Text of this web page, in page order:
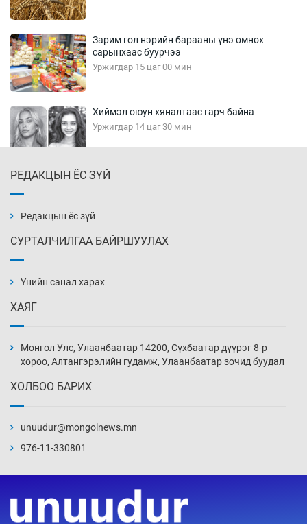
Зарим гол нэрийн барааны үнэ өмнөх
сарынхаас буурчээ
Уржигдар 15 цаг 00 мин
Хиймэл оюун хяналтаас гарч байна
Уржигдар 14 цаг 30 мин
Уржигдар 14 цаг 00 мин
нэмэгджээ
Уржигдар 13 цаг 30 мин
Уржигдар 13 цаг 00 мин
Уржигдар 12 цаг 30 мин
РЕДАКЦЫН ЁС ЗҮЙ
Редакцын ёс зүй
СУРТАЛЧИЛГАА БАЙРШУУЛАХ
Үнийн санал харах
ХАЯГ
Монгол Улс, Улаанбаатар 14200, Сүхбаатар дүүрэг 8-р
хороо, Алтангэрэлийн гудамж, Улаанбаатар зочид буудал
ХОЛБОО БАРИХ
unuudur@mongolnews.mn
976-11-330801